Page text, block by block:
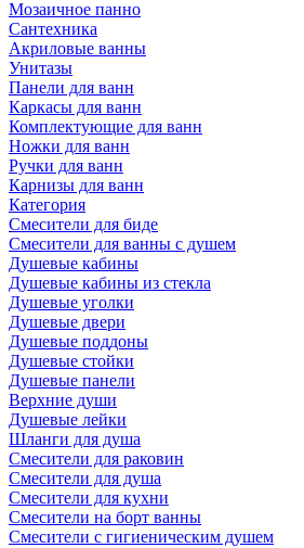
Мозаичное панно
Сантехника
Акриловые ванны
Унитазы
Панели для ванн
Каркасы для ванн
Комплектующие для ванн
Ножки для ванн
Ручки для ванн
Карнизы для ванн
Категория
Смесители для биде
Смесители для ванны с душем
Душевые кабины
Душевые кабины из стекла
Душевые уголки
Душевые двери
Душевые поддоны
Душевые стойки
Душевые панели
Верхние души
Душевые лейки
Шланги для душа
Смесители для раковин
Смесители для душа
Смесители для кухни
Смесители на борт ванны
Смесители с гигиеническим душем